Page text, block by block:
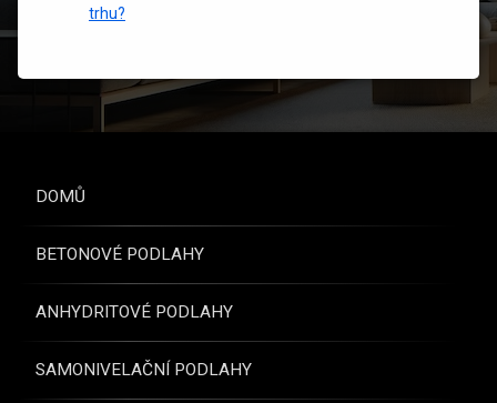
trhu?
DOMŮ
BETONOVÉ PODLAHY
ANHYDRITOVÉ PODLAHY
SAMONIVELAČNÍ PODLAHY